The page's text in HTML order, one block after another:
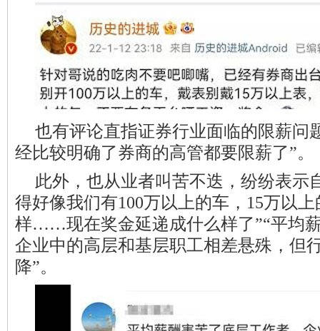
也有评论直指证券行业面临的限薪问
经比较明确了券商的高管都要限薪了”。
此外，也从业者叫苦不迭，纷纷表
得好像我们有100万以上的车，15万以
样……现在奖金延递成什么样了”“平均
企业中的高层和基层职工相差悬殊，但
降”。